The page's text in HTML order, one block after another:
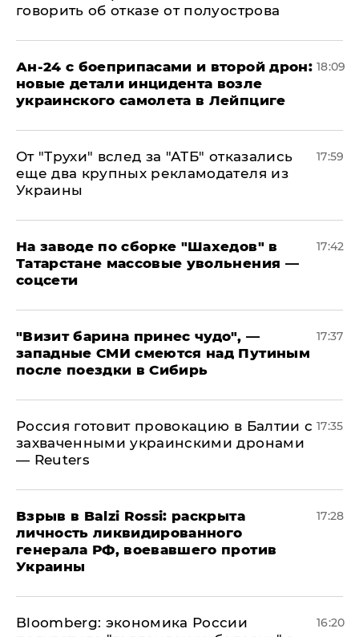
говорить об отказе от полуострова
Ан-24 с боеприпасами и второй дрон:
новые детали инцидента возле
украинского самолета в Лейпциге
18:09
От "Трухи" вслед за "АТБ" отказались
еще два крупных рекламодателя из
Украины
17:59
На заводе по сборке "Шахедов" в
Татарстане массовые увольнения —
соцсети
17:42
"Визит барина принес чудо", —
западные СМИ смеются над Путиным
после поездки в Сибирь
17:37
​Россия готовит провокацию в Балтии с
захваченными украинскими дронами
— Reuters
17:35
​Взрыв в Balzi Rossi: раскрыта
личность ликвидированного
генерала РФ, воевавшего против
Украины
17:28
Bloomberg: экономика России
16:20